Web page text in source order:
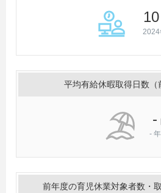
10
2024
平均有給休暇取得日数（
-
-
前年度の育児休業対象者数・